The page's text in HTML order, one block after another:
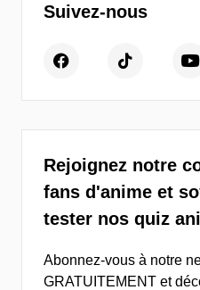
Suivez-nous
Rejoignez notre
fans d'anime et
tester nos quiz
Abonnez-vous à notre
GRATUITEMENT et